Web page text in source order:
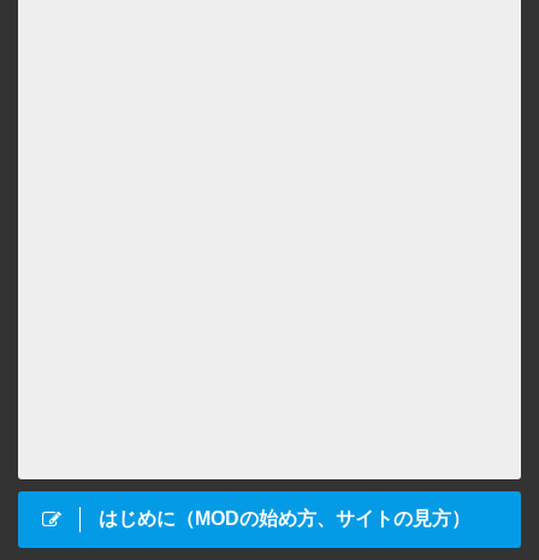
はじめに（MODの始め方、サイトの見方）